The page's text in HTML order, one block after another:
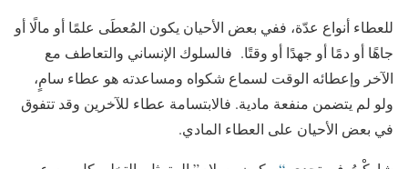
للعطاء أنواع عدّة، ففي بعض الأحيان يكون المُعطَى علمًا أو مالًا أو
جاهًا أو دمًا أو جهدًا أو وقتًا. فالسلوك الإنساني والتعاطف مع
الآخر وإعطائه الوقت لسماع شكواه ومساعدته هو عطاء سامٍ،
ولو لم يتضمن منفعة مادية. فالابتسامة عطاء للآخرين وقد تتفوق
في بعض الأحيان على العطاء المادي.